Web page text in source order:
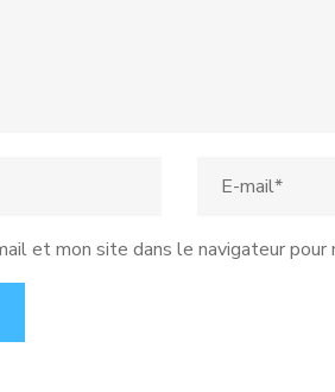
et mon site dans le navigateur pour